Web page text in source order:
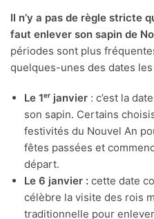
Il n’y a pas de règle stricte
faut enlever son sapin de
périodes sont plus
quelques-unes des dates
Le 1ᵉʳ janvier : c’est la
son sapin. Certains
festivités du Nouvel An
fêtes passées et
départ.
Le 6 janvier : cette date
célèbre la visite des rois
traditionnelle pour